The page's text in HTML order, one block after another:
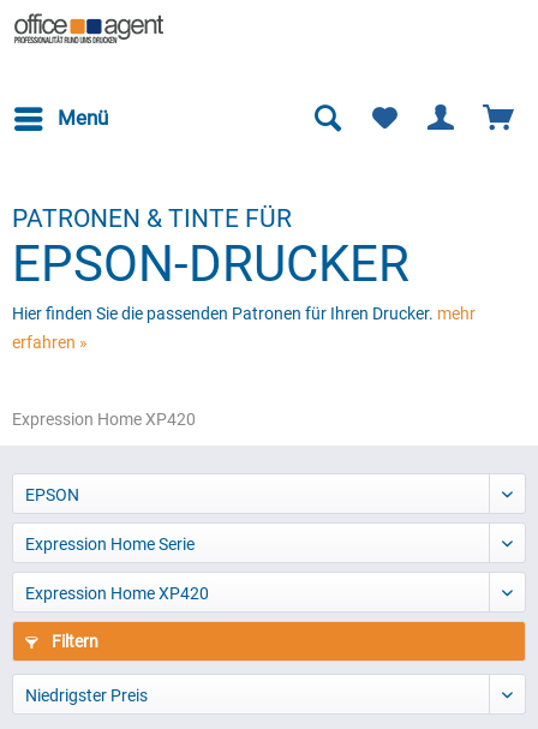
Menü
PATRONEN & TINTE FÜR
EPSON-DRUCKER
Hier finden Sie die passenden Patronen für Ihren Drucker. mehr
erfahren »
Expression Home XP420
EPSON
Expression Home Serie
Expression Home XP420
Filtern
Niedrigster Preis